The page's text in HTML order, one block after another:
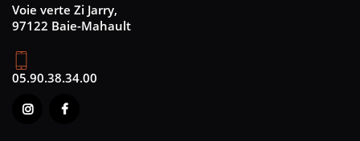
Voie verte Zi Jarry,
97122 Baie-Mahault
05.90.38.34.00